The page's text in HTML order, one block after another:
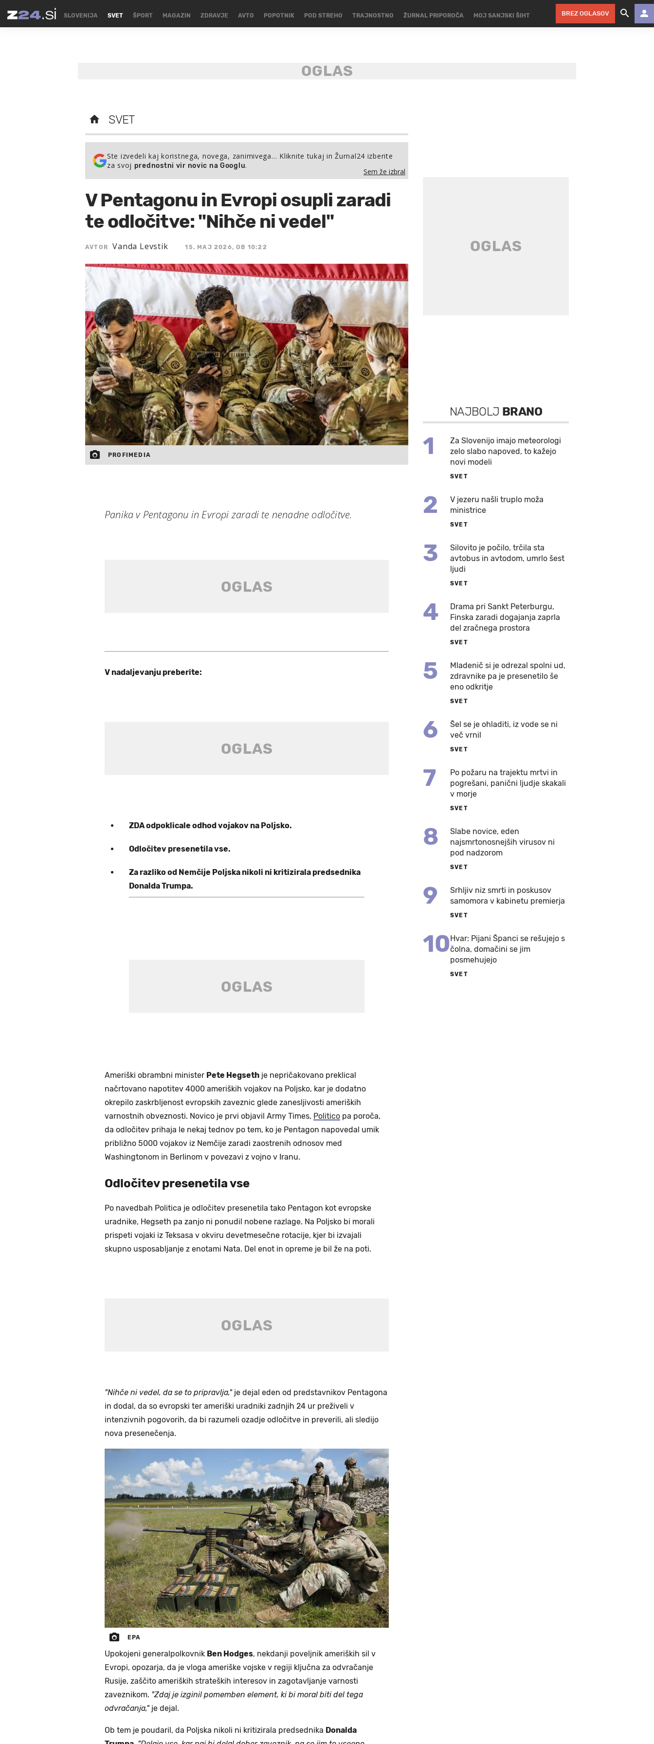
SLOVENIJA SVET ŠPORT MAGAZIN ZDRAVJE AVTO POPOTNIK POD STREHO TRAJNOSTNO ŽURNAL PRIPOROČA MOJ SANJSKI ŠIHT BREZ OGLASOV
SVET
Ste izvedeli kaj koristnega, novega, zanimivega… Kliknite tukaj in Žurnal24 izberite
za svoj prednostni vir novic na Googlu.
Sem že izbral
V Pentagonu in Evropi osupli zaradi
te odločitve: "Nihče ni vedel"
AVTOR Vanda Levstik 15. MAJ 2026, OB 10:22
PROFIMEDIA
Panika v Pentagonu in Evropi zaradi te nenadne odločitve.
V nadaljevanju preberite:
ZDA odpoklicale odhod vojakov na Poljsko.
Odločitev presenetila vse.
Za razliko od Nemčije Poljska nikoli ni kritizirala predsednika
Donalda Trumpa.
Ameriški obrambni minister Pete Hegseth je nepričakovano preklical
načrtovano napotitev 4000 ameriških vojakov na Poljsko, kar je dodatno
okrepilo zaskrbljenost evropskih zaveznic glede zanesljivosti ameriških
varnostnih obveznosti. Novico je prvi objavil Army Times, Politico pa poroča,
da odločitev prihaja le nekaj tednov po tem, ko je Pentagon napovedal umik
približno 5000 vojakov iz Nemčije zaradi zaostrenih odnosov med
Washingtonom in Berlinom v povezavi z vojno v Iranu.
Odločitev presenetila vse
Po navedbah Politica je odločitev presenetila tako Pentagon kot evropske
uradnike, Hegseth pa zanjo ni ponudil nobene razlage. Na Poljsko bi morali
prispeti vojaki iz Teksasa v okviru devetmesečne rotacije, kjer bi izvajali
skupno usposabljanje z enotami Nata. Del enot in opreme je bil že na poti.
"Nihče ni vedel, da se to pripravlja,"je dejal eden od predstavnikov Pentagona
in dodal, da so evropski ter ameriški uradniki zadnjih 24 ur preživeli v
intenzivnih pogovorih, da bi razumeli ozadje odločitve in preverili, ali sledijo
nova presenečenja.
EPA
Upokojeni generalpolkovnik Ben Hodges, nekdanji poveljnik ameriških sil v
Evropi, opozarja, da je vloga ameriške vojske v regiji ključna za odvračanje
Rusije, zaščito ameriških strateških interesov in zagotavljanje varnosti
zaveznikom. "Zdaj je izginil pomemben element, ki bi moral biti del tega
odvračanja,"je dejal.
Ob tem je poudaril, da Poljska nikoli ni kritizirala predsednika Donalda
NAJBOLJ BRANO
1
Za Slovenijo imajo meteorologi
zelo slabo napoved, to kažejo
novi modeli
SVET
2
V jezeru našli truplo moža
ministrice
SVET
3
Silovito je počilo, trčila sta
avtobus in avtodom, umrlo šest
ljudi
SVET
4
Drama pri Sankt Peterburgu,
Finska zaradi dogajanja zaprla
del zračnega prostora
SVET
5
Mladenič si je odrezal spolni ud,
zdravnike pa je presenetilo še
eno odkritje
SVET
6
Šel se je ohladiti, iz vode se ni
več vrnil
SVET
7
Po požaru na trajektu mrtvi in
pogrešani, panični ljudje skakali
v morje
SVET
8
Slabe novice, eden
najsmrtonosnejših virusov ni
pod nadzorom
SVET
9
Srhljiv niz smrti in poskusov
samomora v kabinetu premierja
SVET
10Hvar: Pijani Španci se rešujejo s
čolna, domačini se jim
posmehujejo
SVET